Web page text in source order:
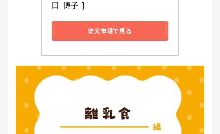
田 博子 ]
楽天市場で見る